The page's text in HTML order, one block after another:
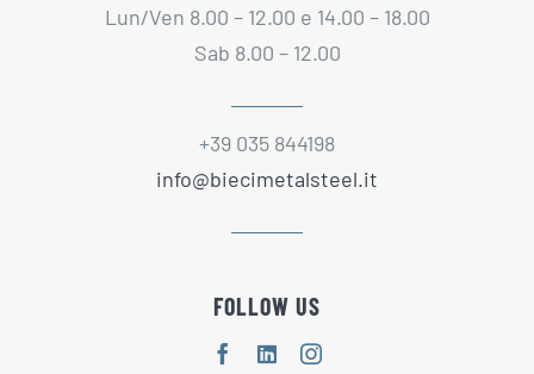
Lun/Ven 8.00 – 12.00 e 14.00 – 18.00
Sab 8.00 – 12.00
+39 035 844198
info@biecimetalsteel.it
FOLLOW US